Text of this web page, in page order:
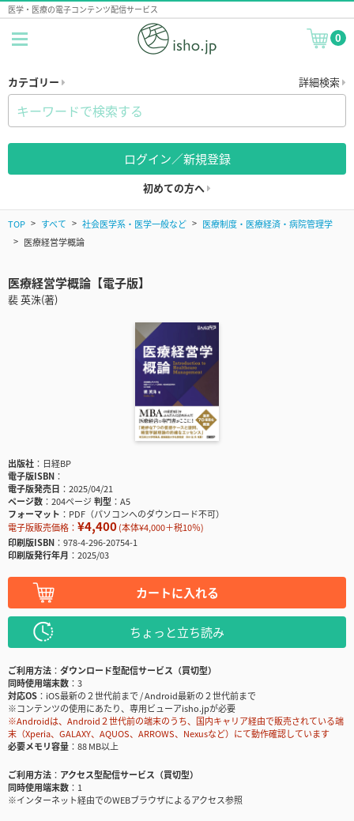
医学・医療の電子コンテンツ配信サービス
0
カテゴリー 詳細検索
ログイン／新規登録
初めての方へ
TOP すべて 社会医学系・医学一般など
医療制度・医療経済・病院管理学
医療経営学概論
医療経営学概論【電子版】
裴 英洙(著)
出版社
日経BP
電子版ISBN
電子版発売日
2025/04/21
ページ数
204ページ判型
A5
フォーマット
PDF（パソコンへのダウンロード不可）
電子版販売価格： ¥4,400(本体¥4,000＋税10％)
印刷版ISBN
978-4-296-20754-1
印刷版発行年月
2025/03
カートに入れる
ちょっと立ち読み
ご利用方法
ダウンロード型配信サービス（買切型）
同時使用端末数
3
対応OS
iOS最新の２世代前まで / Android最新の２世代前まで
※コンテンツの使用にあたり、専用ビューアisho.jpが必要
※Androidは、Android２世代前の端末のうち、国内キャリア経由で販売されている端
末（Xperia、GALAXY、AQUOS、ARROWS、Nexusなど）にて動作確認しています
必要メモリ容量
88 MB以上
ご利用方法
アクセス型配信サービス（買切型）
同時使用端末数
1
※インターネット経由でのWEBブラウザによるアクセス参照